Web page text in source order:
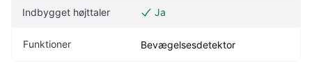
Indbygget højttaler Ja
Funktioner Bevægelsesdetektor